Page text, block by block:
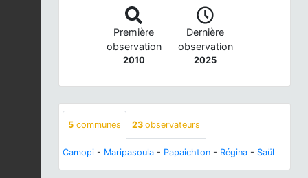
Première
observation
2010
Dernière
observation
2025
5 communes 23 observateurs
Camopi - Maripasoula - Papaichton - Régina - Saül